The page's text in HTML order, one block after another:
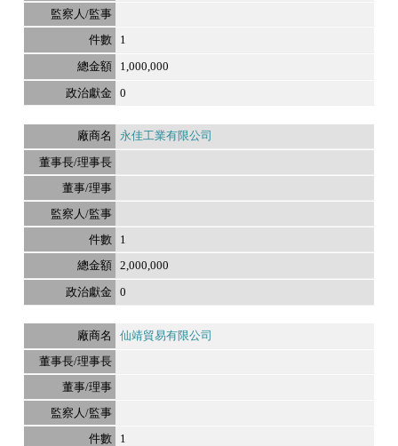
1
1,000,000
0
永佳工業有限公司
1
2,000,000
0
仙靖貿易有限公司
1